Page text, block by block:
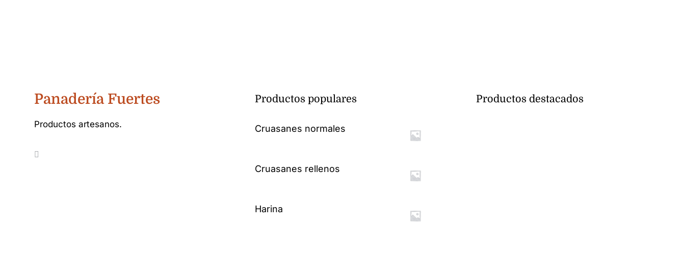
Panadería Fuertes
Productos artesanos.
Productos populares
Cruasanes normales
Cruasanes rellenos
Harina
Productos destacados